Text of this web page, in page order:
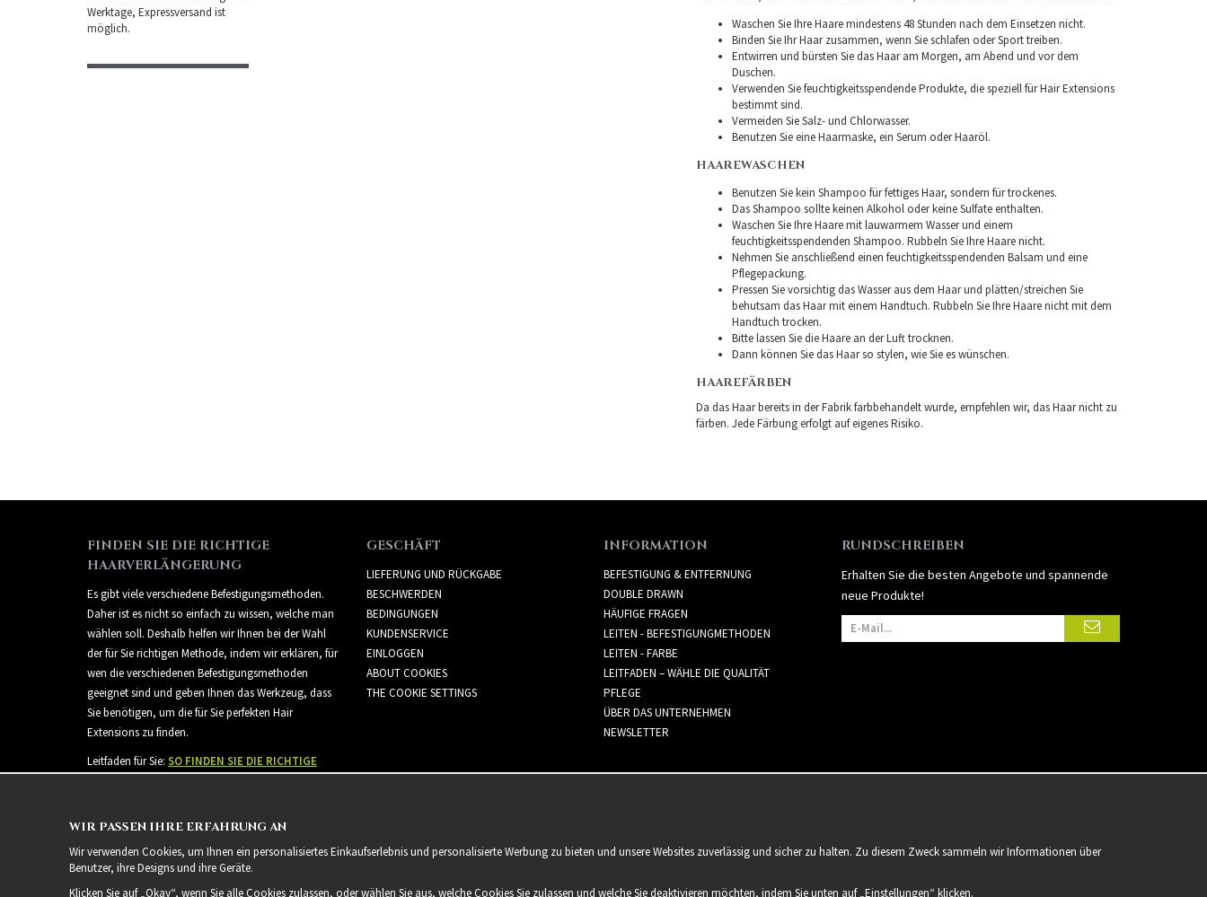
Werktage, Expressversand ist
möglich.
Waschen Sie Ihre Haare mindestens 48 Stunden nach dem Einsetzen nicht.
Binden Sie Ihr Haar zusammen, wenn Sie schlafen oder Sport treiben.
Entwirren und bürsten Sie das Haar am Morgen, am Abend und vor dem
Duschen.
Verwenden Sie feuchtigkeitsspendende Produkte, die speziell für Hair Extensions
bestimmt sind.
Vermeiden Sie Salz- und Chlorwasser.
Benutzen Sie eine Haarmaske, ein Serum oder Haaröl.
HAAREWASCHEN
Benutzen Sie kein Shampoo für fettiges Haar, sondern für trockenes.
Das Shampoo sollte keinen Alkohol oder keine Sulfate enthalten.
Waschen Sie Ihre Haare mit lauwarmem Wasser und einem
feuchtigkeitsspendenden Shampoo. Rubbeln Sie Ihre Haare nicht.
Nehmen Sie anschließend einen feuchtigkeitsspendenden Balsam und eine
Pflegepackung.
Pressen Sie vorsichtig das Wasser aus dem Haar und plätten/streichen Sie
behutsam das Haar mit einem Handtuch. Rubbeln Sie Ihre Haare nicht mit dem
Handtuch trocken.
Bitte lassen Sie die Haare an der Luft trocknen.
Dann können Sie das Haar so stylen, wie Sie es wünschen.
HAAREFÄRBEN
Da das Haar bereits in der Fabrik farbbehandelt wurde, empfehlen wir, das Haar nicht zu
färben. Jede Färbung erfolgt auf eigenes Risiko.
FINDEN SIE DIE RICHTIGE
HAARVERLÄNGERUNG
Es gibt viele verschiedene Befestigungsmethoden.
Daher ist es nicht so einfach zu wissen, welche man
wählen soll. Deshalb helfen wir Ihnen bei der Wahl
der für Sie richtigen Methode, indem wir erklären, für
wen die verschiedenen Befestigungsmethoden
geeignet sind und geben Ihnen das Werkzeug, dass
Sie benötigen, um die für Sie perfekten Hair
Extensions zu finden.
Leitfaden für Sie: SO FINDEN SIE DIE RICHTIGE
GESCHÄFT
LIEFERUNG UND RÜCKGABE
BESCHWERDEN
BEDINGUNGEN
KUNDENSERVICE
EINLOGGEN
ABOUT COOKIES
THE COOKIE SETTINGS
INFORMATION
BEFESTIGUNG & ENTFERNUNG
DOUBLE DRAWN
HÄUFIGE FRAGEN
LEITEN - BEFESTIGUNGMETHODEN
LEITEN - FARBE
LEITFADEN – WÄHLE DIE QUALITÄT
PFLEGE
ÜBER DAS UNTERNEHMEN
NEWSLETTER
RUNDSCHREIBEN
Erhalten Sie die besten Angebote und spannende
neue Produkte!
WIR PASSEN IHRE ERFAHRUNG AN
Wir verwenden Cookies, um Ihnen ein personalisiertes Einkaufserlebnis und personalisierte Werbung zu bieten und unsere Websites zuverlässig und sicher zu halten. Zu diesem Zweck sammeln wir Informationen über
Benutzer, ihre Designs und ihre Geräte.
Klicken Sie auf „Okay“, wenn Sie alle Cookies zulassen, oder wählen Sie aus, welche Cookies Sie zulassen und welche Sie deaktivieren möchten, indem Sie unten auf „Einstellungen“ klicken.